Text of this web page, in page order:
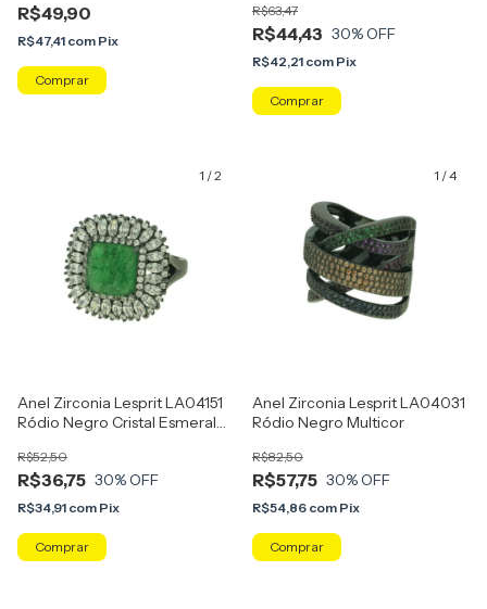
R$49,90
R$47,41 com Pix
Comprar
R$44,43
R$63,47
30% OFF
R$42,21 com Pix
Comprar
1 /2
Anel Zirconia Lesprit LA04151
Ródio Negro Cristal Esmeralda
R$36,75
R$52,50
30% OFF
R$34,91 com Pix
Comprar
1 /4
Anel Zirconia Lesprit LA04031
Ródio Negro Multicor
R$57,75
R$82,50
30% OFF
R$54,86 com Pix
Comprar